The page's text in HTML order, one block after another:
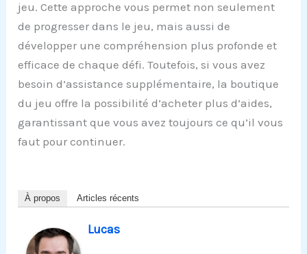
jeu. Cette approche vous permet non seulement
de progresser dans le jeu, mais aussi de
développer une compréhension plus profonde et
efficace de chaque défi. Toutefois, si vous avez
besoin d’assistance supplémentaire, la boutique
du jeu offre la possibilité d’acheter plus d’aides,
garantissant que vous avez toujours ce qu’il vous
faut pour continuer.
À propos Articles récents
Lucas